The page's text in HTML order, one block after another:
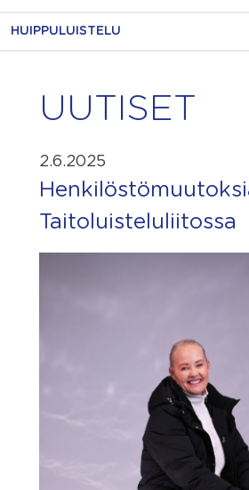
HUIPPULUISTELU
UUTISET
2.6.2025
Taitoluisteluliitossa